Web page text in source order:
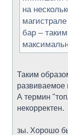
на
бар –
Таким
развиваемое
А термин
некорректен.
зы. Хорошо